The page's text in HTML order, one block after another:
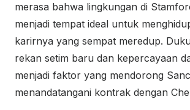
merasa bahwa lingkungan di
menjadi tempat ideal untuk
karirnya yang sempat meredup.
rekan setim baru dan kepercayaan
menjadi faktor yang mendorong
menandatangani kontrak dengan